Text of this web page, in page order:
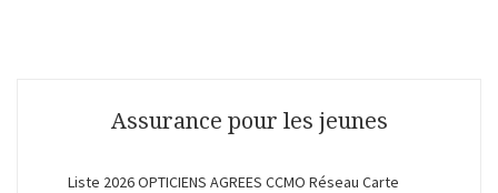
Assurance pour les jeunes
Liste 2026 OPTICIENS AGREES CCMO Réseau Carte